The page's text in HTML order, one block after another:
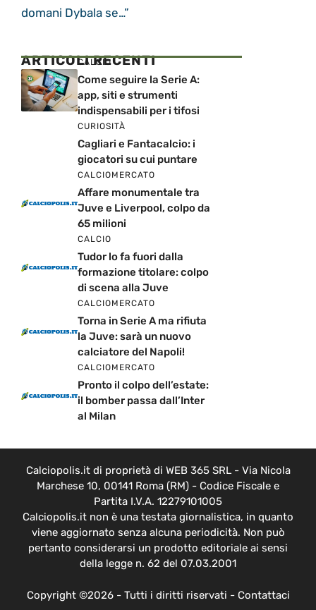
domani Dybala se…”
ARTICOLI RECENTI
CALCIO
Come seguire la Serie A:
app, siti e strumenti
indispensabili per i tifosi
CURIOSITÀ
Cagliari e Fantacalcio: i
giocatori su cui puntare
CALCIOMERCATO
Affare monumentale tra
Juve e Liverpool, colpo da
65 milioni
CALCIO
Tudor lo fa fuori dalla
formazione titolare: colpo
di scena alla Juve
CALCIOMERCATO
Torna in Serie A ma rifiuta
la Juve: sarà un nuovo
calciatore del Napoli!
CALCIOMERCATO
Pronto il colpo dell’estate:
il bomber passa dall’Inter
al Milan
Calciopolis.it di proprietà di WEB 365 SRL - Via Nicola
Marchese 10, 00141 Roma (RM) - Codice Fiscale e
Partita I.V.A. 12279101005
Calciopolis.it non è una testata giornalistica, in quanto
viene aggiornato senza alcuna periodicità. Non può
pertanto considerarsi un prodotto editoriale ai sensi
della legge n. 62 del 07.03.2001
Copyright ©2026 - Tutti i diritti riservati - Contattaci